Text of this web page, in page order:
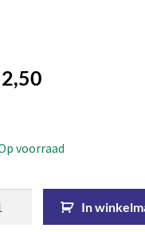
voorraad
In